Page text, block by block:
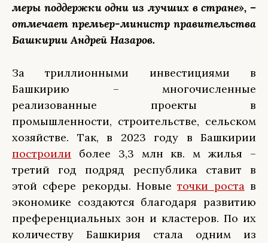
меры поддержки одни из лучших в стране», –
отмечает премьер-министр правительства
Башкирии Андрей Назаров.
За триллионными инвестициями в
Башкирию – многочисленные
реализованные проекты в
промышленности, строительстве, сельском
хозяйстве. Так, в 2023 году в Башкирии
построили более 3,3 млн кв. м жилья –
третий год подряд республика ставит в
этой сфере рекорды. Новыеточки ростав
экономике создаются благодаря развитию
преференциальных зон и кластеров. По их
количеству Башкирия стала одним из